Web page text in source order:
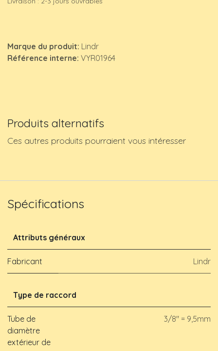
Marque du produit: Lindr
Référence interne: VYR01964
Produits alternatifs
Ces autres produits pourraient vous intéresser
Spécifications
Attributs généraux
Fabricant Lindr
Type de raccord
Tube de
diamètre
extérieur de
3/8" = 9,5mm